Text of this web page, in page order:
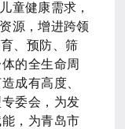
童健康需求，
源，增进跨领
、预防、筛
的全生命周
成有高度、
委会，为发
，为青岛市